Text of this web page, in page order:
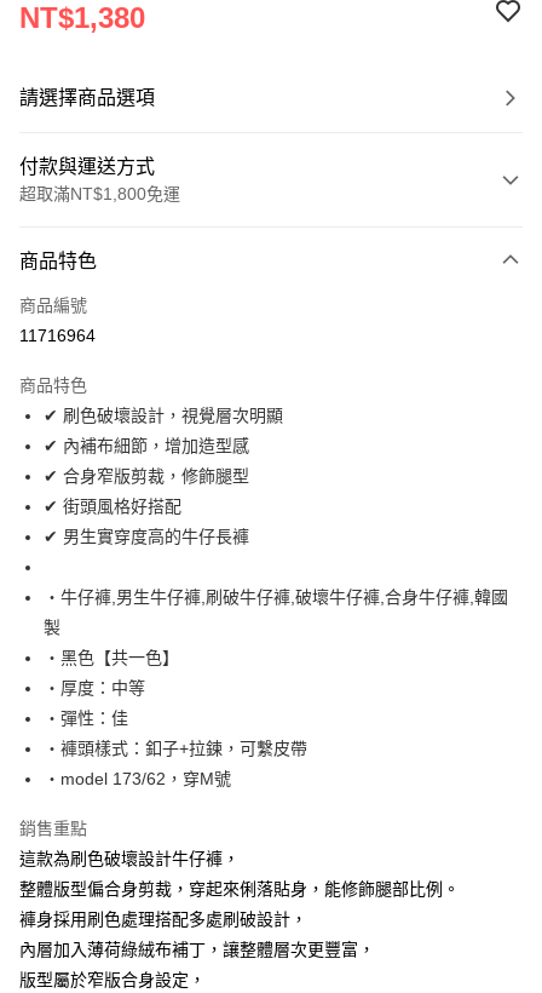
NT$1,380
請選擇商品選項
付款與運送方式
超取滿NT$1,800免運
信用卡一次付款
超商取貨付款
Apple Pay
街口支付
悠遊付
Google Pay
AFTEE先享後付
相關說明
【關於「AFTEE先享後付」】
AFTEE先享後付是「在收到商品之後才付款」的支付方式。 讓您購物簡單
便利好安心！
１．簡單：不需註冊會員、不需綁卡、不需儲值。
３．安心：先確認商品／服務後，再付款。
１．於結帳方式選擇「AFTEE先享後付」後，將跳轉至「AFTEE先享後付」
結帳頁面，進行簡訊認證並確認金額後，即可完成結帳。
２．訂單成立數日內，您將收到繳費通知簡訊。
３．收到繳費通知簡訊後14天內，點擊此簡訊中的連結，可透過四大超商／
ATM／網路銀行／等多元方式進行付款，方視為交易完成。
※ 請注意：結帳手續完成當下不需立刻繳費，但若您需要取消訂單，請聯絡
購買商品的店家。未經商家同意取消之訂單仍視為有效，需透過AFTEE先享
後付繳納相關費用。
ATM付款
運送方式
全家付款取貨
先付款後全家取貨
每筆NT$80，滿NT$1,800(含以上)免運費
7-11付款取貨
每筆NT$80，滿NT$1,800(含以上)免運費
商品特色
商品編號
11716964
商品特色
✔ 刷色破壞設計，視覺層次明顯
✔ 內補布細節，增加造型感
✔ 合身窄版剪裁，修飾腿型
✔ 街頭風格好搭配
✔ 男生實穿度高的牛仔長褲
‧牛仔褲,男生牛仔褲,刷破牛仔褲,破壞牛仔褲,合身牛仔褲,韓國
製
‧黑色【共一色】
‧厚度：中等
‧彈性：佳
‧褲頭樣式：釦子+拉鍊，可繫皮帶
‧model 173/62，穿M號
銷售重點
這款為刷色破壞設計牛仔褲，
整體版型偏合身剪裁，穿起來俐落貼身，能修飾腿部比例。
褲身採用刷色處理搭配多處刷破設計，
內層加入薄荷綠絨布補丁，讓整體層次更豐富，
版型屬於窄版合身設定，